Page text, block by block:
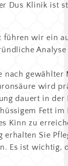
Dus Klinik ist
führen wir ein
nach
wird
dauert in
Fett
Kinn zu
erhalten Sie
Es ist